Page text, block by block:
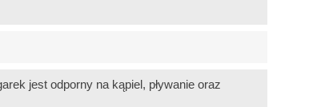
jest odporny na kąpiel, pływanie oraz